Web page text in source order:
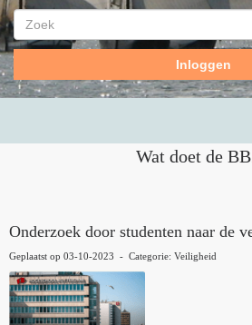
Inloggen
Wat doet de
Onderzoek door studenten naar de
Geplaatst op 03-10-2023 - Categorie: Veiligheid